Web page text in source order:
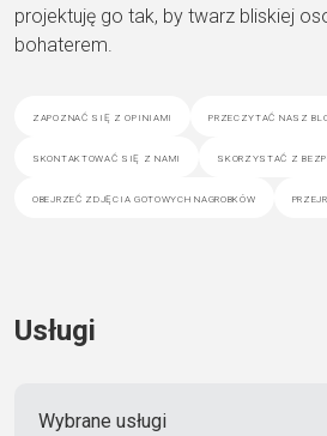
projektuję go tak, by twarz bliskiej
bohaterem.
zapoznać się z opiniami przeczytać nasz
skontaktować się z nami skorzystać z
obejrzeć zdjęcia gotowych nagrobków
Usługi
Wybrane usługi